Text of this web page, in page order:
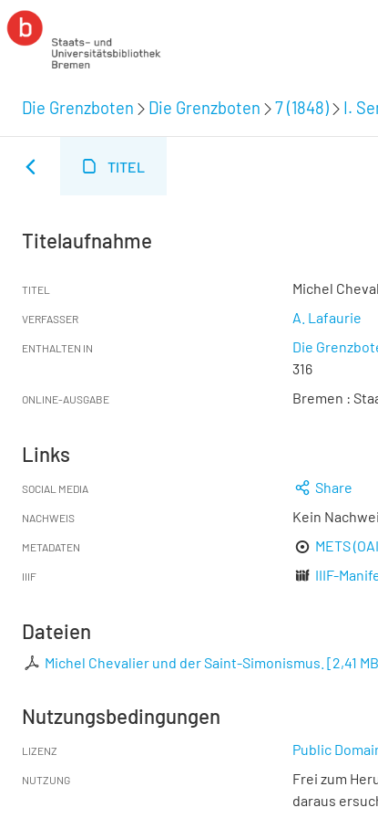
Die Grenzboten Die Grenzboten 7 (1848) I.
TITEL
Titelaufnahme
TITEL Michel
VERFASSER A. Lafaurie
ENTHALTEN IN Die
316
ONLINE-AUSGABE Bremen :
Links
SOCIAL MEDIA Share
NACHWEIS Kein
METADATEN METS
IIIF IIIF-
Dateien
Michel Chevalier und der Saint-Simonismus. [2,41 MB
Nutzungsbedingungen
LIZENZ Public
NUTZUNG
Frei zum
daraus